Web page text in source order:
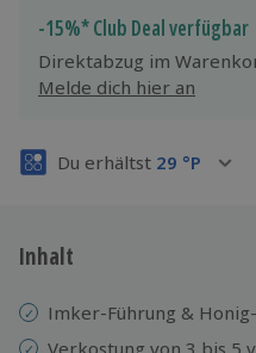
Jeder Gutschein für alle
Maximale Sicherheit
3 Jahre gültig & verlängerbar.
-15%* Club Deal verfügbar
Direktabzug im
Melde dich hier an
Du erhältst 29 °P
Inhalt
Imker-Führung &
Verkostung von 3 bis 5